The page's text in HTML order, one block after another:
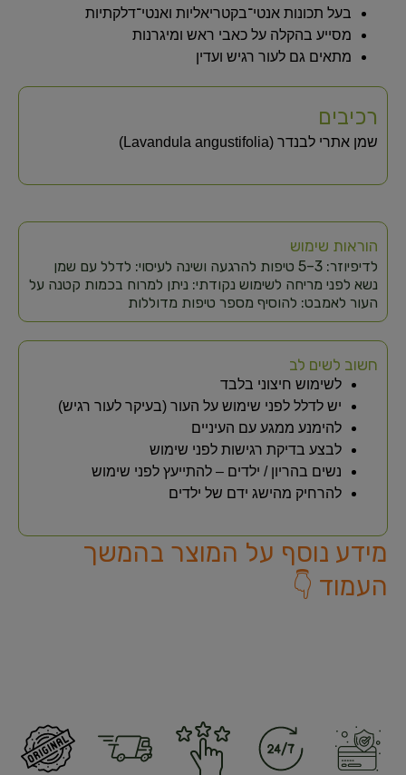
בעל תכונות אנטי־בקטריאליות ואנטי־דלקתיות
מסייע בהקלה על כאבי ראש ומיגרנות
מתאים גם לעור רגיש ועדין
רכיבים
שמן אתרי לבנדר (Lavandula angustifolia)
הוראות שימוש
לדיפיוזר: 3–5 טיפות להרגעה ושינה לעיסוי: לדלל עם שמן
נשא לפני מריחה לשימוש נקודתי: ניתן למרוח בכמות קטנה על
העור לאמבט: להוסיף מספר טיפות מדוללות
חשוב לשים לב
לשימוש חיצוני בלבד
יש לדלל לפני שימוש על העור (בעיקר לעור רגיש)
להימנע ממגע עם העיניים
לבצע בדיקת רגישות לפני שימוש
נשים בהריון / ילדים – להתייעץ לפני שימוש
להרחיק מהישג ידם של ילדים
מידע נוסף על המוצר בהמשך
העמוד 👇